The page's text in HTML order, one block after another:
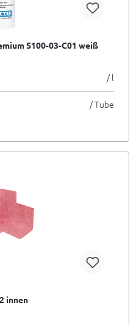
S100-03-C01 weiß
/ l
/ Tube
innen